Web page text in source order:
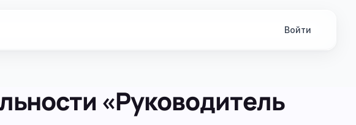
Войти
«Руководитель